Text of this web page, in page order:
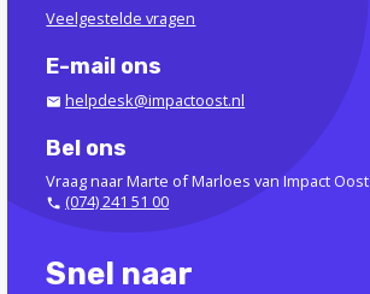
Veelgestelde vragen
E-mail ons
helpdesk@impactoost.nl
Bel ons
Vraag naar Marte of Marloes van Impact Oost
(074) 241 51 00
Snel naar